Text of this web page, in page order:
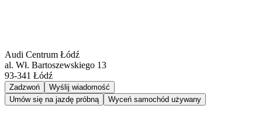
Audi Centrum Łódź
al. Wł. Bartoszewskiego 13
93-341 Łódź
Zadzwoń
Wyślij wiadomość
Umów się na jazdę próbną
Wyceń samochód używany